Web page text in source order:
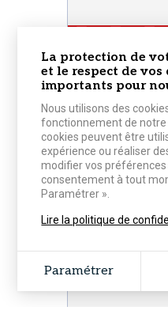
Avis de décès
La protection de
et le respect de
importants pour
Nous utilisons des
fonctionnement de notre
cookies peuvent être
expérience ou réaliser
modifier vos
consentement à tout
Paramétrer ».
Lire la politique de
Paramétrer